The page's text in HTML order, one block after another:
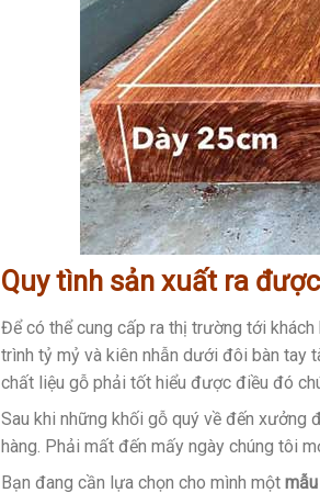
Quy tình sản xuất ra
Để có thể cung cấp ra thị trường tới
trình tỷ mỷ và kiên nhẫn dưới đôi bàn tay
chất liệu gỗ phải tốt hiểu được điều đó
Sau khi những khối gỗ quý về đến xưởng
hàng. Phải mất đến mấy ngày chúng tôi
Bạn đang cần lựa chọn cho mình một